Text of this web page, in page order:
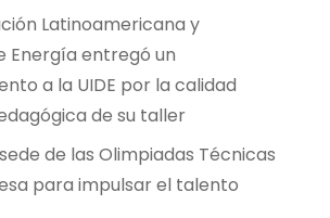
Latinoamericana y
Energía entregó un
a la UIDE por la calidad
de su taller
sede de las Olimpiadas Técnicas
para impulsar el talento